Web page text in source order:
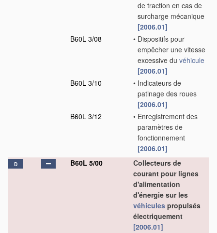
de traction en cas de
surcharge mécanique
[2006.01]
B60L 3/08
• Dispositifs pour
empêcher une vitesse
excessive du véhicule
[2006.01]
B60L 3/10
• Indicateurs de
patinage des roues
[2006.01]
B60L 3/12
• Enregistrement des
paramètres de
fonctionnement
[2006.01]
D B60L 5/00
Collecteurs de
courant pour lignes
d'alimentation
d'énergie sur les
véhicules propulsés
électriquement
[2006.01]